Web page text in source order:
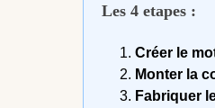
Les 4 etapes :
Créer le
Monter la
Fabriquer